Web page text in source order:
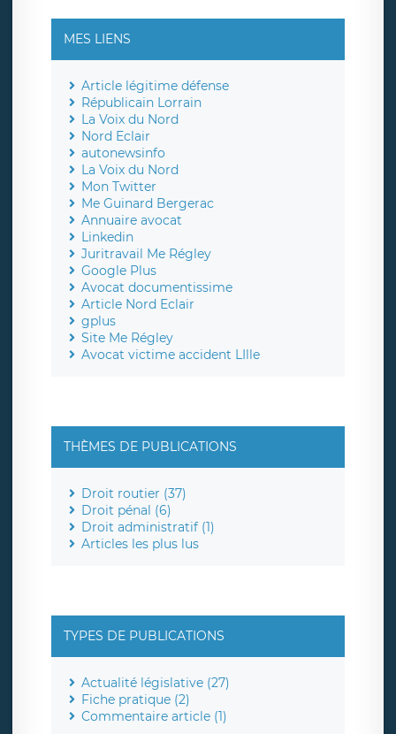
MES LIENS
Article légitime défense
Républicain Lorrain
La Voix du Nord
Nord Eclair
autonewsinfo
La Voix du Nord
Mon Twitter
Me Guinard Bergerac
Annuaire avocat
Linkedin
Juritravail Me Régley
Google Plus
Avocat documentissime
Article Nord Eclair
gplus
Site Me Régley
Avocat victime accident LIlle
THÈMES DE PUBLICATIONS
Droit routier (37)
Droit pénal (6)
Droit administratif (1)
Articles les plus lus
TYPES DE PUBLICATIONS
Actualité législative (27)
Fiche pratique (2)
Commentaire article (1)